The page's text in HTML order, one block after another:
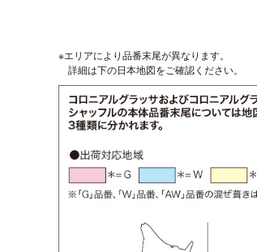
※エリアにより品番末尾が異なります。
詳細は下の日本地図をご確認ください。